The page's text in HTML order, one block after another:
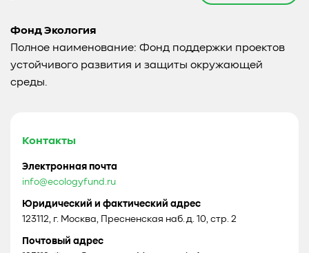
Фонд Экология
Полное наименование: Фонд поддержки проектов
устойчивого развития и защиты окружающей
среды.
Контакты
Электронная почта
info@ecologyfund.ru
Юридический и фактический адрес
123112, г. Москва, Пресненская наб. д. 10, стр. 2
Почтовый адрес